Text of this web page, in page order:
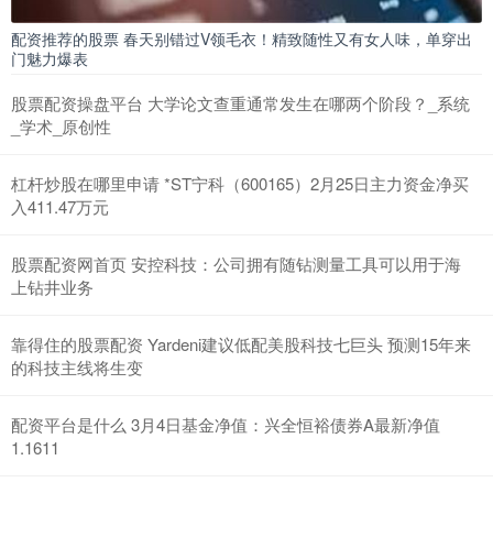
配资推荐的股票 春天别错过V领毛衣！精致随性又有女人味，单穿出
门魅力爆表
股票配资操盘平台 大学论文查重通常发生在哪两个阶段？_系统
_学术_原创性
杠杆炒股在哪里申请 *ST宁科（600165）2月25日主力资金净买
入411.47万元
股票配资网首页 安控科技：公司拥有随钻测量工具可以用于海
上钻井业务
靠得住的股票配资 Yardeni建议低配美股科技七巨头 预测15年来
的科技主线将生变
配资平台是什么 3月4日基金净值：兴全恒裕债券A最新净值
1.1611